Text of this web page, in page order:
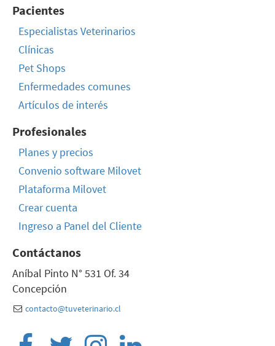
Pacientes
Especialistas Veterinarios
Clínicas
Pet Shops
Enfermedades comunes
Artículos de interés
Profesionales
Planes y precios
Convenio software Milovet
Plataforma Milovet
Crear cuenta
Ingreso a Panel del Cliente
Contáctanos
Aníbal Pinto N° 531 Of. 34
Concepción
contacto@tuveterinario.cl